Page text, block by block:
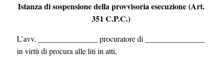
Istanza di sospensione della provvisoria esecuzione (Art.
351 C.P.C.)
L’avv. _______________ procuratore di _______________
in virtù di procura alle liti in atti,